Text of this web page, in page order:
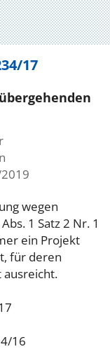
17
wegen
1 Satz 2 Nr. 1
ein Projekt
für deren
ausreicht.
16